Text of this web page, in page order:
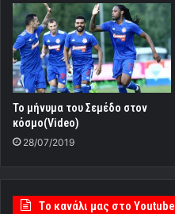
Το μήνυμα του Σεμέδο στον
κόσμο(Video)
28/07/2019
Tο κανάλι μας στο Youtube